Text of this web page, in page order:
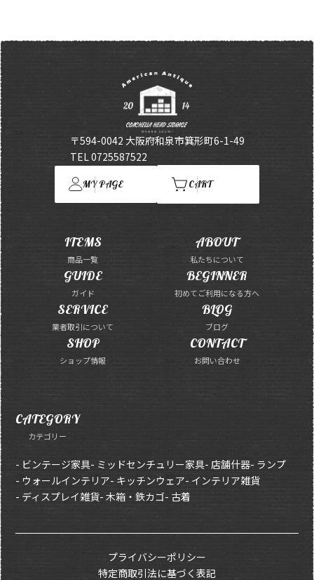
〒594-0042 大阪府和泉市箕形町6-1-49
TEL 0725587522
MY PAGE CART
ITEMS
商品一覧
ABOUT
私たちについて
GUIDE
ガイド
BEGINNER
初めてご利用になる方へ
SERVICE
業者取引について
BLOG
ブログ
SHOP
ショップ情報
CONTACT
お問い合わせ
CATEGORY
カテゴリー
- ビンテージ家具- ミッドセンチュリー家具- 店舗什器- ランプ
- ウォールインテリア- キッチンウェア- インテリア雑貨
- ディスプレイ雑貨- 木箱・鉄カゴ- 古着
プライバシーポリシー
特定商取引法に基づく表記